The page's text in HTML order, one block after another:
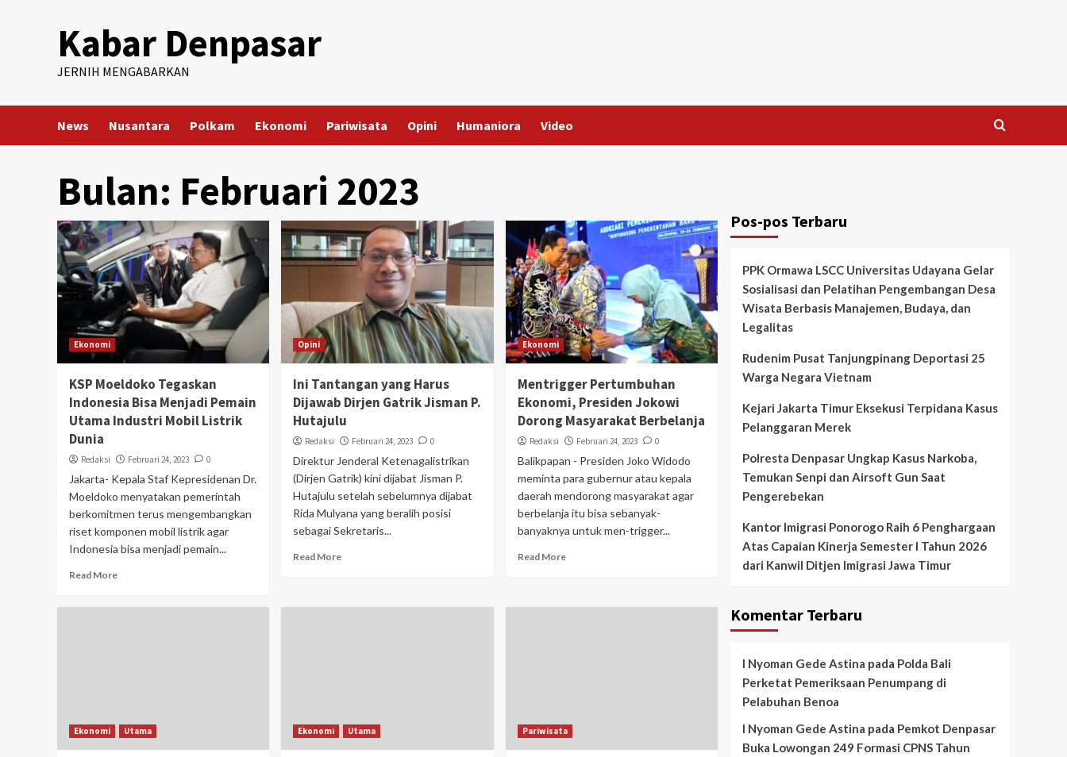
Kabar Denpasar
JERNIH MENGABARKAN
News Nusantara Polkam Ekonomi Pariwisata Opini Humaniora Video
Bulan: Februari 2023
Ekonomi
KSP Moeldoko Tegaskan
Indonesia Bisa Menjadi Pemain
Utama Industri Mobil Listrik
Dunia
Redaksi Februari 24, 2023 0
Jakarta- Kepala Staf Kepresidenan Dr.
Moeldoko menyatakan pemerintah
berkomitmen terus mengembangkan
riset komponen mobil listrik agar
Indonesia bisa menjadi pemain...
Read More
Opini
Ini Tantangan yang Harus
Dijawab Dirjen Gatrik Jisman P.
Hutajulu
Redaksi Februari 24, 2023 0
Direktur Jenderal Ketenagalistrikan
(Dirjen Gatrik) kini dijabat Jisman P.
Hutajulu setelah sebelumnya dijabat
Rida Mulyana yang beralih posisi
sebagai Sekretaris...
Read More
Ekonomi
Mentrigger Pertumbuhan
Ekonomi, Presiden Jokowi
Dorong Masyarakat Berbelanja
Redaksi Februari 24, 2023 0
Balikpapan - Presiden Joko Widodo
meminta para gubernur atau kepala
daerah mendorong masyarakat agar
berbelanja itu bisa sebanyak-
banyaknya untuk men-trigger...
Read More
Ekonomi Utama Ekonomi Utama Pariwisata
Pos-pos Terbaru
PPK Ormawa LSCC Universitas Udayana Gelar
Sosialisasi dan Pelatihan Pengembangan Desa
Wisata Berbasis Manajemen, Budaya, dan
Legalitas
Rudenim Pusat Tanjungpinang Deportasi 25
Warga Negara Vietnam
Kejari Jakarta Timur Eksekusi Terpidana Kasus
Pelanggaran Merek
Polresta Denpasar Ungkap Kasus Narkoba,
Temukan Senpi dan Airsoft Gun Saat
Pengerebekan
Kantor Imigrasi Ponorogo Raih 6 Penghargaan
Atas Capaian Kinerja Semester I Tahun 2026
dari Kanwil Ditjen Imigrasi Jawa Timur
Komentar Terbaru
I Nyoman Gede Astina pada Polda Bali
Perketat Pemeriksaan Penumpang di
Pelabuhan Benoa
I Nyoman Gede Astina pada Pemkot Denpasar
Buka Lowongan 249 Formasi CPNS Tahun